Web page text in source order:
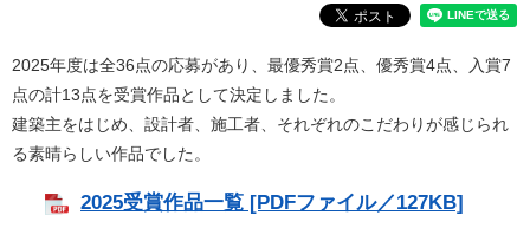
2025年度は全36点の応募があり、最優秀賞2点、優秀賞4点、入賞7
点の計13点を受賞作品として決定しました。
建築主をはじめ、設計者、施工者、それぞれのこだわりが感じられ
る素晴らしい作品でした。
2025受賞作品一覧 [PDFファイル／127KB]